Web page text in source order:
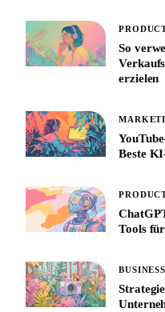
So
erzielen
Beste
Tools
BUSINESS